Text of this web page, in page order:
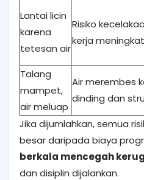
Lantai licin
karena
tetesan air
Risiko
kerja meningkat
Talang
mampet,
air meluap
Air merembes
dinding dan
Jika dijumlahkan, semua
besar daripada biaya
berkala mencegah
dan disiplin dijalankan.